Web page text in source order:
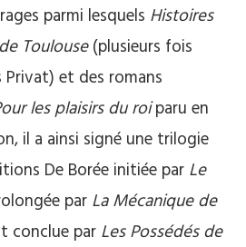
parmi lesquels Histoires
Toulouse(plusieurs fois
et des romans
les plaisirs du roiparu en
il a ainsi signé une trilogie
De Borée initiée par Le
par La Mécanique de
conclue parLes Possédés de